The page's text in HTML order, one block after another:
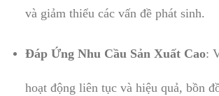
và giảm thiểu các vấn đề phát sinh.
Đáp Ứng Nhu Cầu Sản Xuất Cao:
hoạt động liên tục và hiệu quả, bồn